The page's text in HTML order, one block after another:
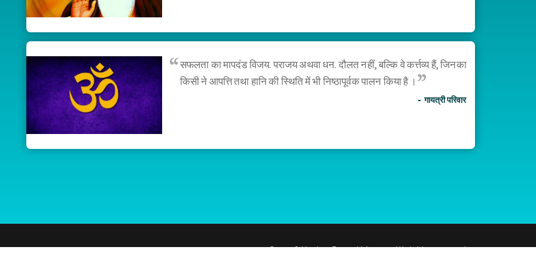
सफलता का मापदंड विजय. पराजय अथवा धन. दौलत नहीं, बल्कि वे कर्त्तव्य हैं, जिनका
किसी ने आपत्ति तथा हानि की स्थिति में भी निष्ठापूर्वक पालन किया है ।
गायत्री परिवार
© 2026 Keshav Prasad Maurya. All rights reserved